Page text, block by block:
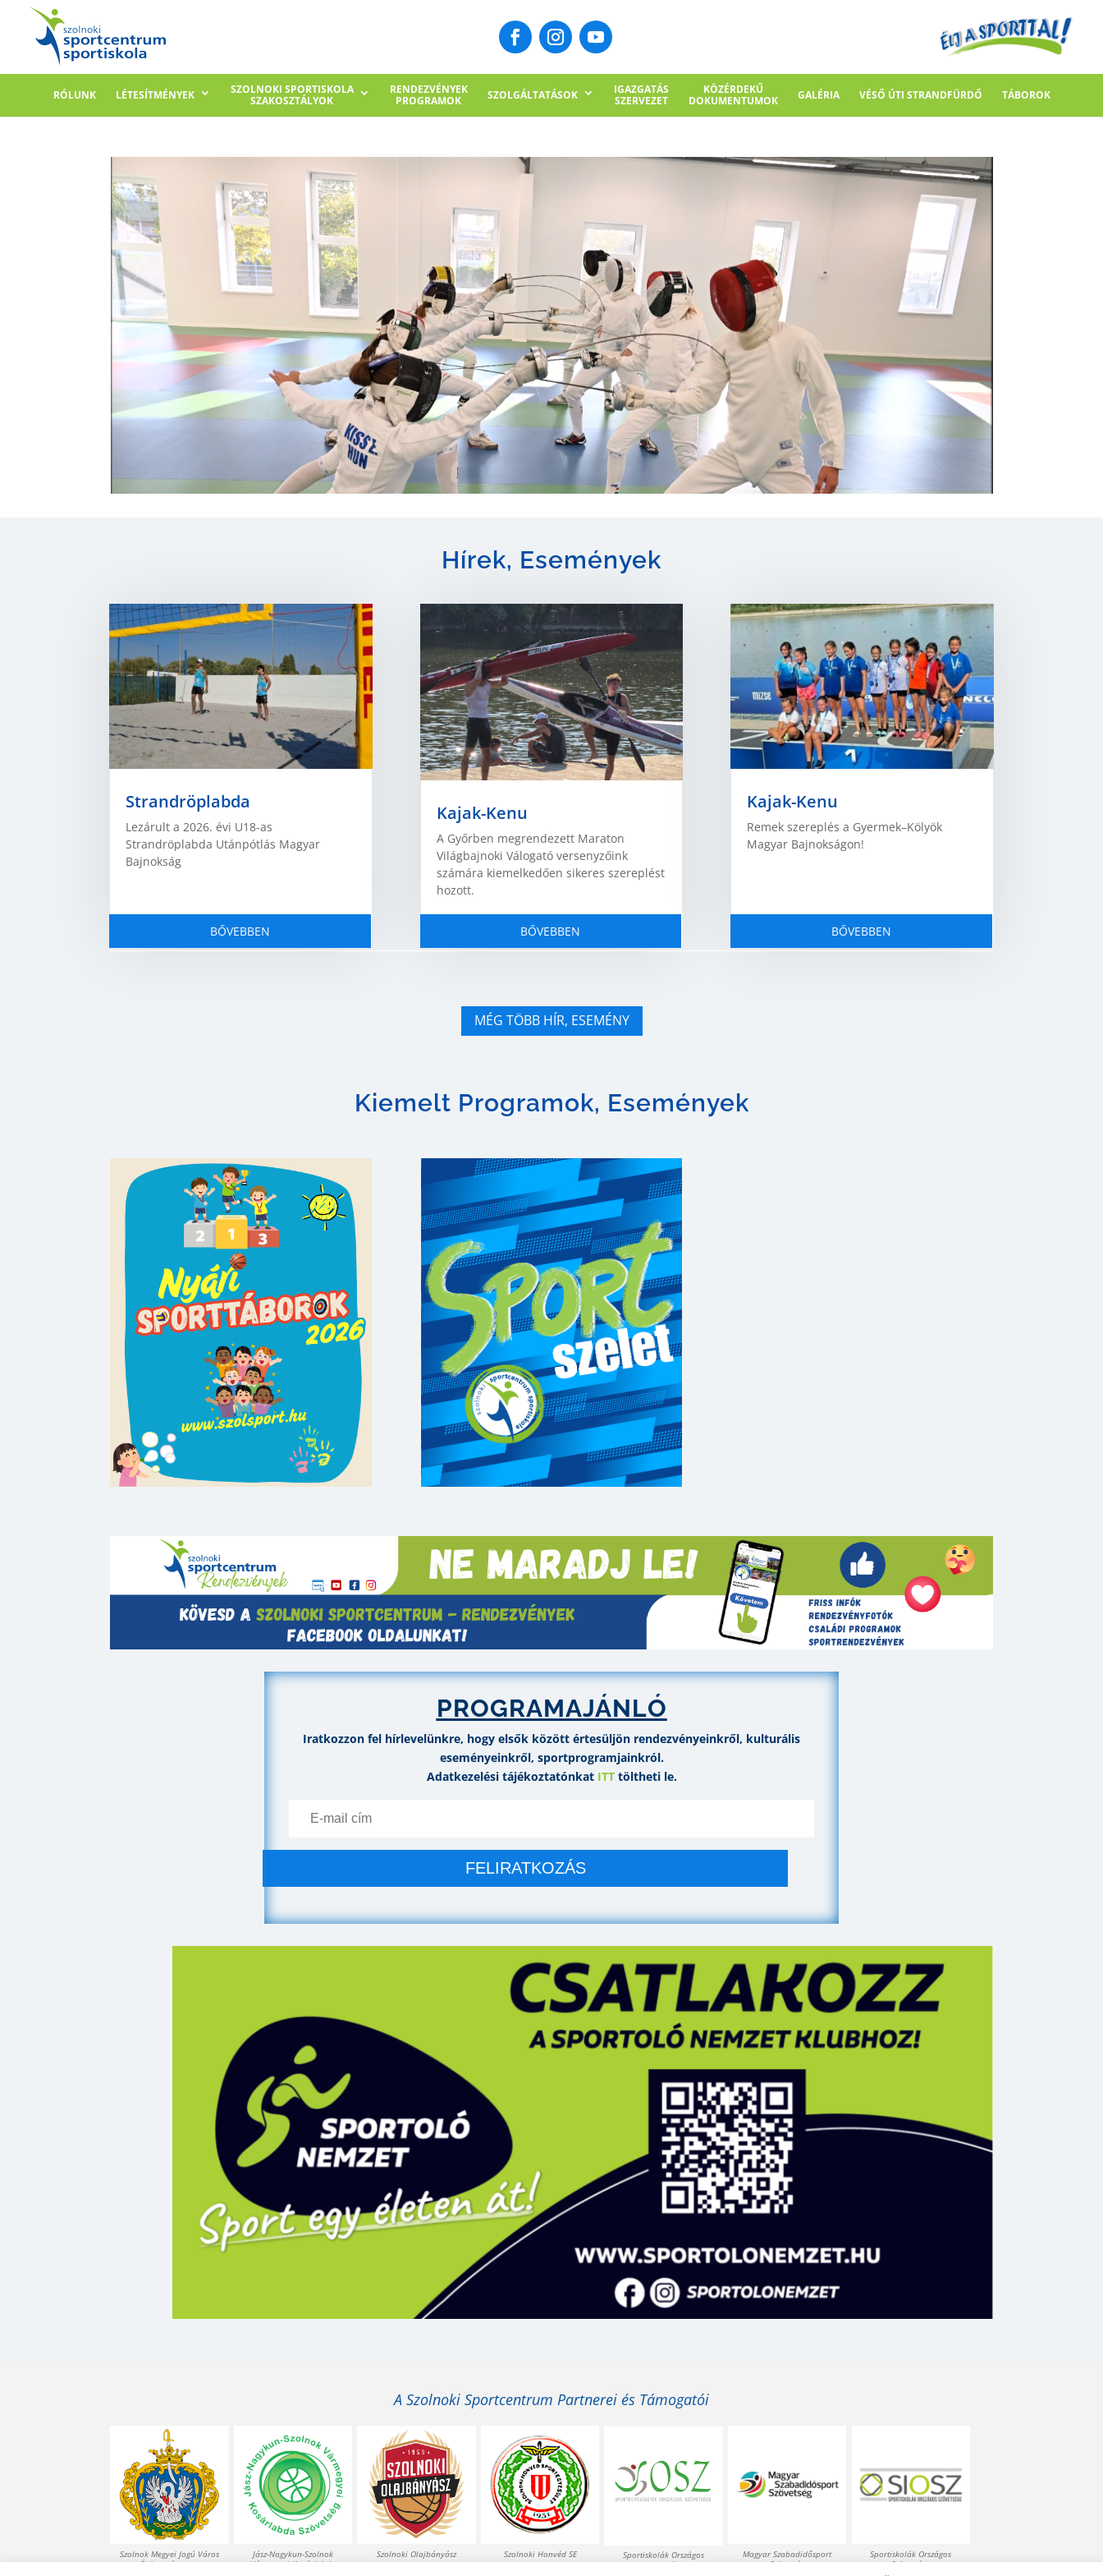
RÓLUNK LÉTESÍTMÉNYEK
SZOLNOKI SPORTISKOLA
SZAKOSZTÁLYOK
RENDEZVÉNYEK
PROGRAMOK
SZOLGÁLTATÁSOK
IGAZGATÁS
SZERVEZET
KÖZÉRDEKŰ
DOKUMENTUMOK
GALÉRIA VÉSŐ ÚTI STRANDFÜRDŐ TÁBOROK
Hírek, Események
Strandröplabda
Lezárult a 2026. évi U18-as
Strandröplabda Utánpótlás Magyar
Bajnokság
BŐVEBBEN
Kajak-Kenu
A Győrben megrendezett Maraton
Világbajnoki Válogató versenyzőink
számára kiemelkedően sikeres szereplést
hozott.
BŐVEBBEN
Kajak-Kenu
Remek szereplés a Gyermek–Kölyök
Magyar Bajnokságon!
BŐVEBBEN
MÉG TÖBB HÍR, ESEMÉNY
Kiemelt Programok, Események
Nyári Sporttáborok
A Szolnoki Sportcentrum idén is
megrendezi a közkedvelt
sporttáborait.
SPORT SZELET
A Szolnoki Sportcentrum
hírösszefoglalója
2026. július
BŐVEBBEN »
PROGRAMAJÁNLÓ
Iratkozzon fel hírlevelünkre, hogy elsők között értesüljön rendezvényeinkről, kulturális
eseményeinkről, sportprogramjainkról.
Adatkezelési tájékoztatónkat ITTtöltheti le.
A Szolnoki Sportcentrum Partnerei és Támogatói
Szolnok Megyei Jogú Város
Önkormányzata
Jász-Nagykun-Szolnok
Vármegyei Kosárlabda
Szolnoki Olajbányász Szolnoki Honvéd SE
Sportiskolák Országos
Szövetsége
Magyar Szabadidősport
Szövetség
Sportiskolák Országos
Szövetsége